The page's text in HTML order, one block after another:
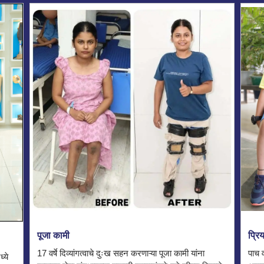
पूजा कामी
17 वर्षे दिव्यांगत्वाचे दुःख सहन करणाऱ्या पूजा कामी यांना
पाच